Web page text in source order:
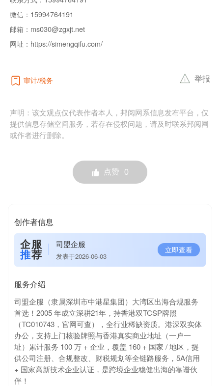
微信： 15994764191
邮箱： ms030@zgxjt.net
网址： https://simengqifu.com/
审计 税务 举报
声明：该文观点仅代表作者本人，邦阅网系信息发布平台，仅
提供信息存储空间服务，若存在侵权问题，请及时联系邦阅网
或作者进行删除。
点赞 0
创作者信息
企服
推荐
司盟企服
发表于2026-06-03
立即查看
服务介绍
司盟企服（隶属深圳市中港星集团）大湾区出海合规服务
首选！2005 年成立深耕21年，持香港双TCSP牌照
（TC010743，官网可查），全行业稀缺资质。港深双实体
办公，支持上门核验牌照与香港真实商业地址（一户一
址）累计服务 100 万 + 企业，覆盖 160 + 国家 / 地区，提
供公司注册、合规整改、财税规划等全链路服务，5A信用
+ 国家高新技术企业认证，是跨境企业稳健出海的靠谱伙
伴！